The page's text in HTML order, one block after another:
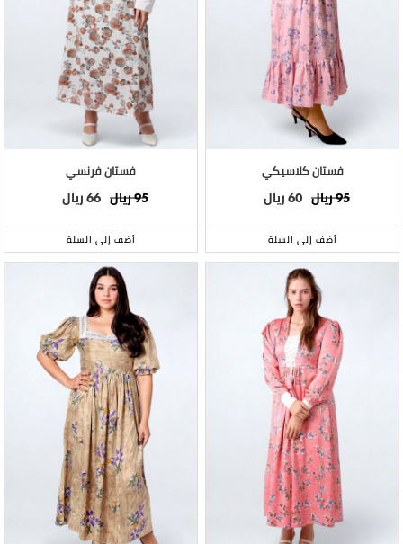
فستان كلاسيكي
ريال95 ريال 60
أضف إلى السلة
فستان فرنسي
ريال95 ريال 66
أضف إلى السلة